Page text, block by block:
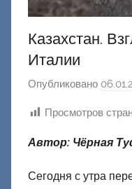
Казахстан.
Италии
Опубликовано
Просмотров
Автор: Чёрная
Сегодня с утра